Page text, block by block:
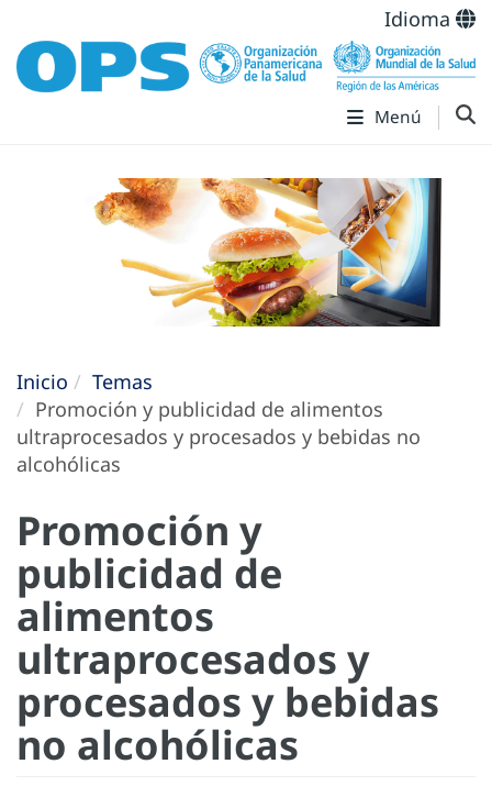
Idioma
Menú
Inicio
Temas
Promoción y publicidad de alimentos
ultraprocesados y procesados y bebidas no
alcohólicas
Promoción y
publicidad de
alimentos
ultraprocesados y
procesados y bebidas
no alcohólicas